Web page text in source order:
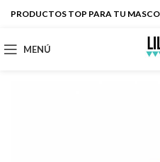
PRODUCTOS TOP PARA TU
MENÚ